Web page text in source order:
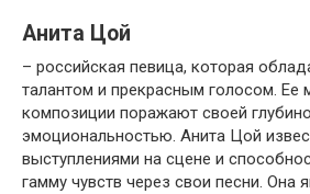
Анита Цой
– российская певица, которая
талантом и прекрасным голосом. Ее
композиции поражают своей
эмоциональностью. Анита Цой
выступлениями на сцене и
гамму чувств через свои песни. Она